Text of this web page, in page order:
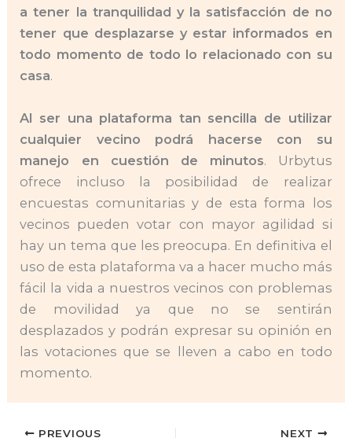
a tener la tranquilidad y la satisfacción de no
tener que desplazarse y estar informados en
todo momento de todo lo relacionado con su
casa.
Al ser una plataforma tan sencilla de utilizar
cualquier vecino podrá hacerse con su
manejo en cuestión de minutos. Urbytus
ofrece incluso la posibilidad de realizar
encuestas comunitarias y de esta forma los
vecinos pueden votar con mayor agilidad si
hay un tema que les preocupa. En definitiva el
uso de esta plataforma va a hacer mucho más
fácil la vida a nuestros vecinos con problemas
de movilidad ya que no se sentirán
desplazados y podrán expresar su opinión en
las votaciones que se lleven a cabo en todo
momento.
PREVIOUS NEXT